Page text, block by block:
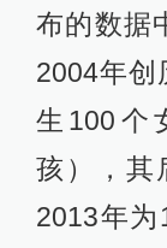
布的数据
2004年创
生100个
孩），其
2013年